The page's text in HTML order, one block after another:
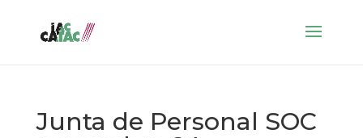
Junta de Personal SOC